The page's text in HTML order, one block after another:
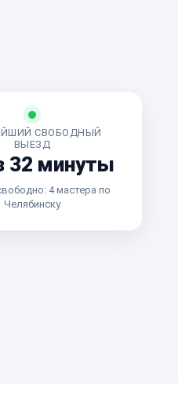
СВОБОДНЫЙ
ВЫЕЗД
32 минуты
4 мастера по
Челябинску